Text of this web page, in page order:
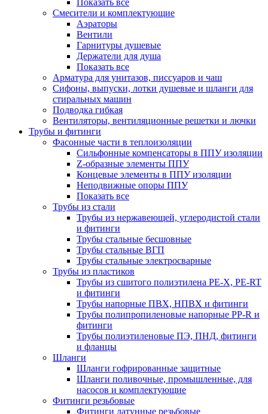
Показать все
Смесители и комплектующие
Аэраторы
Вентили
Гарнитуры душевые
Держатели для душа
Показать все
Арматура для унитазов, писсуаров и чаш
Сифоны, выпуски, лотки душевые и шланги для
стиральных машин
Подводка гибкая
Вентиляторы, вентиляционные решетки и лючки
Трубы и фитинги
Фасонные части в теплоизоляции
Cильфонные компенсаторы в ППУ изоляции
Z-образные элементы ППУ
Концевые элементы в ППУ изоляции
Неподвижные опоры ППУ
Показать все
Трубы из стали
Трубы из нержавеющей, углеродистой стали
и фитинги
Трубы стальные бесшовные
Трубы стальные ВГП
Трубы стальные электросварные
Трубы из пластиков
Трубы из сшитого полиэтилена PE-X, PE-RT
и фитинги
Трубы напорные ПВХ, НПВХ и фитинги
Трубы полипропиленовые напорные PP-R и
фитинги
Трубы полиэтиленовые ПЭ, ПНД, фитинги
и фланцы
Шланги
Шланги гофрированные защитные
Шланги поливочные, промышленные, для
насосов и комплектующие
Фитинги резьбовые
Фитинги латунные резьбовые